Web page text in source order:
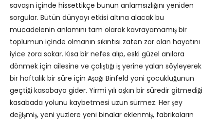
savaşın içinde hissettikçe bunun anlamsızlığını yeniden
sorgular. Bütün dünyayı etkisi altına alacak bu
mücadelenin anlamını tam olarak kavrayamamış bir
toplumun içinde olmanın sıkıntısı zaten zor olan hayatını
iyice zora sokar. Kısa bir nefes alıp, eski güzel anılara
dönmek için ailesine ve çalıştığı iş yerine yalan söyleyerek
bir haftalık bir süre için Aşağı Binfeld yani çocukluğunun
geçtiği kasabaya gider. Yirmi yılı aşkın bir süredir gitmediği
kasabada yolunu kaybetmesi uzun sürmez. Her şey
değişmiş, yeni yüzlere yeni binalar eklenmiş, fabrikaların